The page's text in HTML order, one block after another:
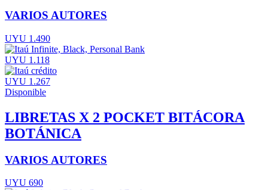
VARIOS AUTORES
UYU 1.490
UYU 1.118
UYU 1.267
Disponible
LIBRETAS X 2 POCKET BITÁCORA
BOTÁNICA
VARIOS AUTORES
UYU 690